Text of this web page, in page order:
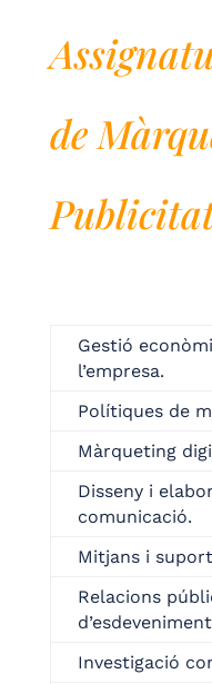
de
Gestió
l’empresa.
Polítiques de
Màrqueting
Disseny i
comunicació.
Mitjans i
Relacions
Investigació